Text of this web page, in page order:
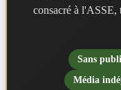
consacré à l'ASSE,
Sans
Média